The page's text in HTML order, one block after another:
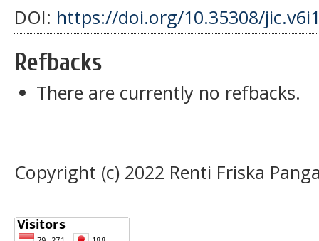
DOI: https://doi.org/10.35308/
Refbacks
There are currently no refbacks.
Copyright (c) 2022 Renti Friska